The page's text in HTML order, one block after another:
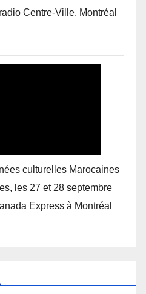
Centre-Ville. Montréal
culturelles Marocaines
les 27 et 28 septembre
Express à Montréal